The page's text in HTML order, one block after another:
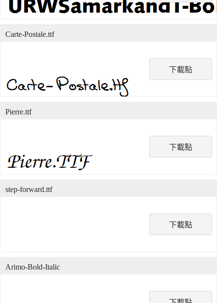
下載點
Carte-Postale.ttf
下載點
Pierre.ttf
下載點
step-forward.ttf
Arimo-Bold-Italic